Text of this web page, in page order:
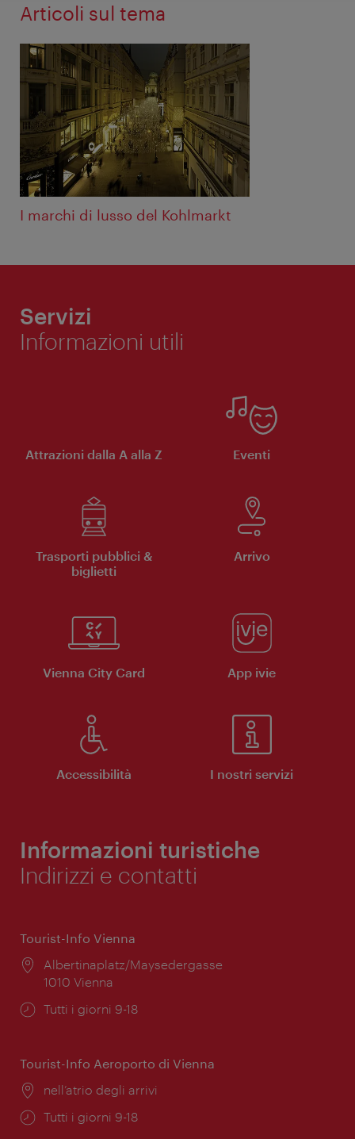
Articoli sul tema
I marchi di lusso del Kohlmarkt
Servizi
Informazioni utili
Attrazioni dalla A alla Z Eventi
Trasporti pubblici &
biglietti
Arrivo
Vienna City Card App ivie
Accessibilità I nostri servizi
Informazioni turistiche
Indirizzi e contatti
Tourist-Info Vienna
Posizione:
Albertinaplatz/Maysedergasse
1010 Vienna
Orari
Tutti i giorni 9-18
Tourist-Info Aeroporto di Vienna
Posizione:
nell’atrio degli arrivi
Orari
Tutti i giorni 9-18